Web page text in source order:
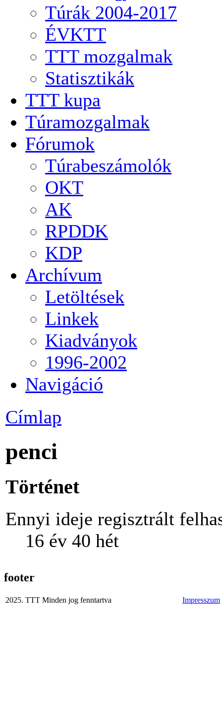
Túrák 2004-2017
ÉVKTT
TTT mozgalmak
Statisztikák
TTT kupa
Túramozgalmak
Fórumok
Túrabeszámolók
OKT
AK
RPDDK
KDP
Archívum
Letöltések
Linkek
Kiadványok
1996-2002
Navigáció
Címlap
penci
Történet
Ennyi ideje regisztrált
16 év 40 hét
footer
2025. TTT Minden jog fenntartva Impresszum